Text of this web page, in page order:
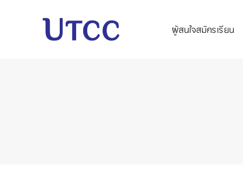
ผู้สนใจสมัครเรียน